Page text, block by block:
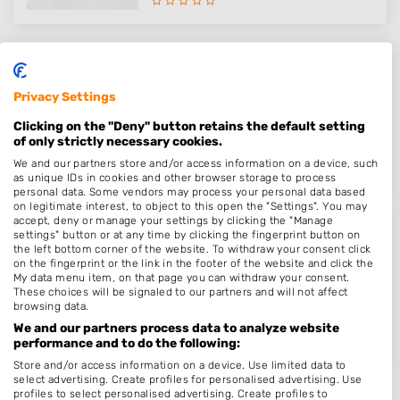
6121LT Born
Op 18,97 km afstand
Thuiskapper | Esmie's Hairstyli..
Burg. Savelkoulstraat 15
6122EE Buchten
Privacy Settings
Clicking on the "Deny" button retains the default setting
of only strictly necessary cookies.
We and our partners store and/or access information on a device, such
as unique IDs in cookies and other browser storage to process
personal data. Some vendors may process your personal data based
on legitimate interest, to object to this open the "Settings". You may
accept, deny or manage your settings by clicking the "Manage
settings" button or at any time by clicking the fingerprint button on
the left bottom corner of the website. To withdraw your consent click
on the fingerprint or the link in the footer of the website and click the
My data menu item, on that page you can withdraw your consent.
These choices will be signaled to our partners and will not affect
browsing data.
We and our partners process data to analyze website
performance and to do the following:
Store and/or access information on a device. Use limited data to
select advertising. Create profiles for personalised advertising. Use
profiles to select personalised advertising. Create profiles to